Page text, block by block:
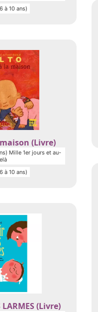
à 10 ans)
(Livre)
Mille 1er jours et au-
à 10 ans)
(Livre)